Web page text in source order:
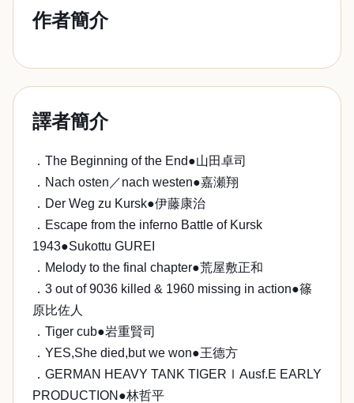
作者簡介
譯者簡介
．The Beginning of the End●山田卓司
．Nach osten／nach westen●嘉瀬翔
．Der Weg zu Kursk●伊藤康治
．Escape from the inferno Battle of Kursk
1943●Sukottu GUREI
．Melody to the final chapter●荒屋敷正和
．3 out of 9036 killed & 1960 missing in action●篠
原比佐人
．Tiger cub●岩重賢司
．YES,She died,but we won●王德方
．GERMAN HEAVY TANK TIGERⅠAusf.E EARLY
PRODUCTION●林哲平